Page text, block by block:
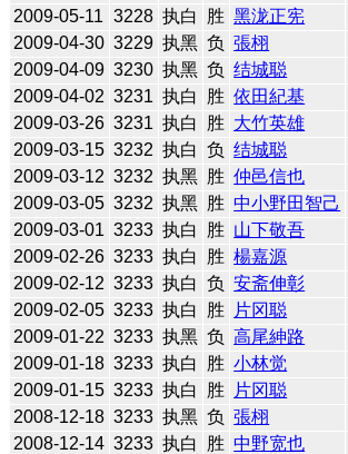
2009-05-11 3228 执白 胜 黑泷正宪
2009-04-30 3229 执黑 负 張栩
2009-04-09 3230 执黑 负 结城聪
2009-04-02 3231 执白 胜 依田紀基
2009-03-26 3231 执白 胜 大竹英雄
2009-03-15 3232 执白 负 结城聪
2009-03-12 3232 执黑 胜 仲邑信也
2009-03-05 3232 执黑 胜 中小野田智己
2009-03-01 3233 执白 胜 山下敬吾
2009-02-26 3233 执白 胜 楊嘉源
2009-02-12 3233 执白 负 安斋伸彰
2009-02-05 3233 执白 胜 片冈聪
2009-01-22 3233 执黑 负 高尾紳路
2009-01-18 3233 执白 胜 小林觉
2009-01-15 3233 执白 胜 片冈聪
2008-12-18 3233 执黑 负 張栩
2008-12-14 3233 执白 胜 中野宽也